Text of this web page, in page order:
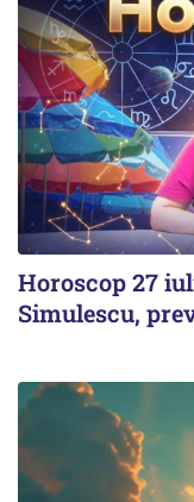
Horoscop 27
Simulescu,